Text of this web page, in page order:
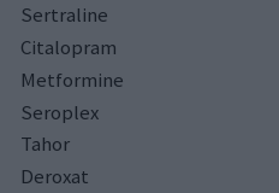
Sertraline
Citalopram
Metformine
Seroplex
Tahor
Deroxat